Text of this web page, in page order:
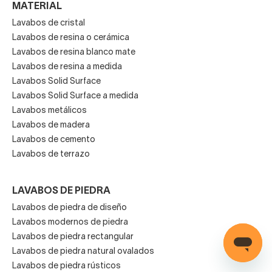
atención a su colocación. En cuartos de baño de tamaño
medio, los lavabos de doble poza suspendidos son un
acierto.
Se instalan directamente sobre la pared y dejan libre la
zona inferior, una manera de
Si escoges un mueble de baño adecuado, la combinación
de este con un lavabo de doble poza encastrado es
MATERIAL
Lavabos de cristal
Lavabos de resina o cerámica
Lavabos de resina blanco mate
Lavabos de resina a medida
Lavabos Solid Surface
Lavabos Solid Surface a medida
Lavabos metálicos
Lavabos de madera
Lavabos de cemento
Lavabos de terrazo
LAVABOS DE PIEDRA
Lavabos de piedra de diseño
Lavabos modernos de piedra
Lavabos de piedra rectangular
Lavabos de piedra natural ovalados
Lavabos de piedra rústicos